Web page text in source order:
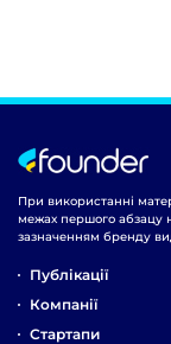
При використанні
межах першого абзацу
зазначенням бренду
Публікації
Компанії
Стартапи